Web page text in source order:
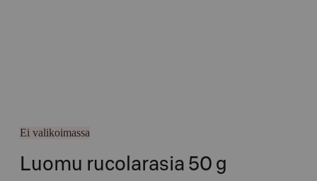
Ei valikoimassa
Luomu rucolarasia 50 g